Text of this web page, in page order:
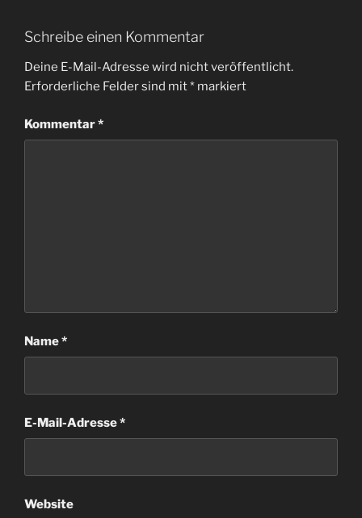
Schreibe einen Kommentar
Deine E-Mail-Adresse wird nicht veröffentlicht.
Erforderliche Felder sind mit* markiert
Kommentar*
Name*
E-Mail-Adresse*
Website